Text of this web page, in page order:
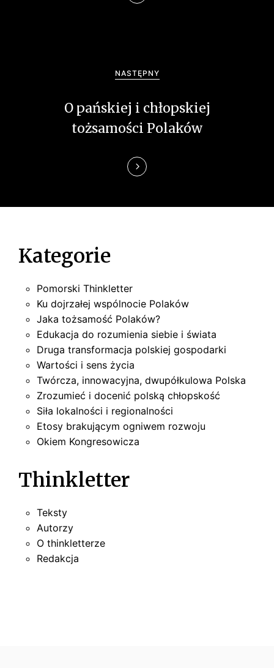
NASTĘPNY
O pańskiej i chłopskiej
tożsamości Polaków
Kategorie
Pomorski Thinkletter
Ku dojrzałej wspólnocie Polaków
Jaka tożsamość Polaków?
Edukacja do rozumienia siebie i świata
Druga transformacja polskiej gospodarki
Wartości i sens życia
Twórcza, innowacyjna, dwupółkulowa Polska
Zrozumieć i docenić polską chłopskość
Siła lokalności i regionalności
Etosy brakującym ogniwem rozwoju
Okiem Kongresowicza
Thinkletter
Teksty
Autorzy
O thinkletterze
Redakcja